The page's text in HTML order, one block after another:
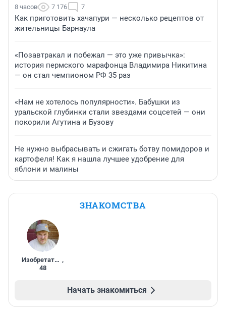
8 часов 7 176 7
Как приготовить хачапури — несколько рецептов от
жительницы Барнаула
«Позавтракал и побежал — это уже привычка»:
история пермского марафонца Владимира Никитина
— он стал чемпионом РФ 35 раз
«Нам не хотелось популярности». Бабушки из
уральской глубинки стали звездами соцсетей — они
покорили Агутина и Бузову
Не нужно выбрасывать и сжигать ботву помидоров и
картофеля! Как я нашла лучшее удобрение для
яблони и малины
ЗНАКОМСТВА
Изобретатель ,
48
Начать знакомиться